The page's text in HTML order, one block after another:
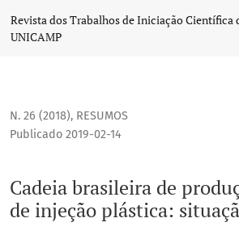
Cadeia brasileira de produção de
Revista dos Trabalhos de Iniciação Científica
UNICAMP
N. 26 (2018), RESUMOS
Cadeia brasileira de
de injeção plástica:
Publicado 2019-02-14